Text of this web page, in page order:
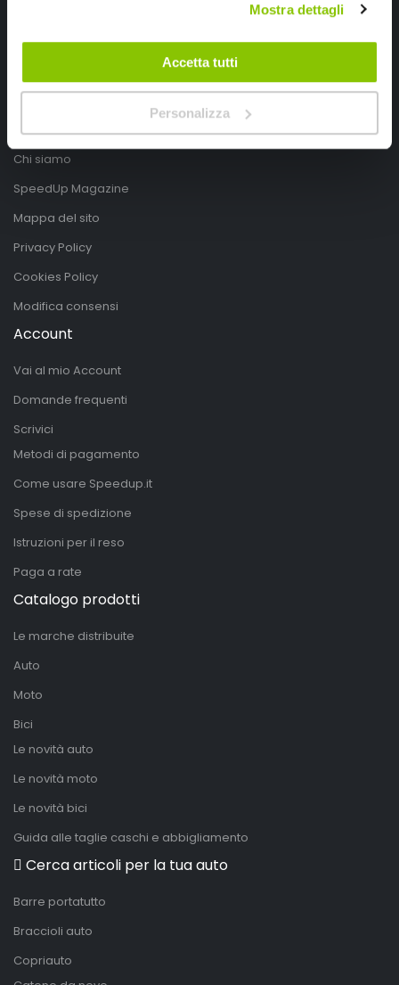
Mostra dettagli
Accetta tutti
Personalizza
Treviso, Italy 31040
Speedup.it by Trio Group
Telefono0423.601555
Chi siamo
SpeedUp Magazine
Mappa del sito
Privacy Policy
Cookies Policy
Modifica consensi
Account
Vai al mio Account
Domande frequenti
Scrivici
Metodi di pagamento
Come usare Speedup.it
Spese di spedizione
Istruzioni per il reso
Paga a rate
Catalogo prodotti
Le marche distribuite
Auto
Moto
Bici
Le novità auto
Le novità moto
Le novità bici
Guida alle taglie caschi e abbigliamento
Cerca articoli per la tua auto
Barre portatutto
Braccioli auto
Copriauto